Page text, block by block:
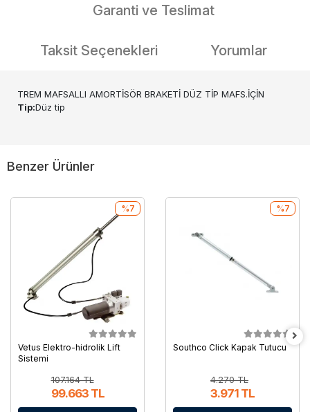
Garanti ve Teslimat
Taksit Seçenekleri Yorumlar
TREM MAFSALLI AMORTİSÖR BRAKETİ DÜZ TİP MAFS.İÇİN
Tip:Düz tip
Benzer Ürünler
Vetus Elektro-hidrolik Lift
Sistemi
107.164 TL
99.663 TL
%7
Southco Click Kapak Tutucu
4.270 TL
3.971 TL
%7